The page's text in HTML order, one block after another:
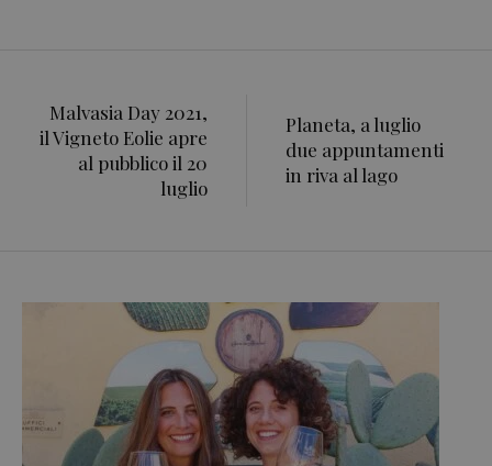
Malvasia Day 2021,
il Vigneto Eolie apre
al pubblico il 20
luglio
Planeta, a luglio
due appuntamenti
in riva al lago